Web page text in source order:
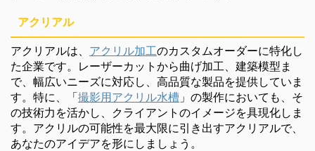
アクリアル
アクリアルは、 アクリル加工のカスタムオーダーに特化し
た企業です。レーザーカットから曲げ加工、建築模型ま
で、幅広いニーズに対応し、高品質な製品を提供していま
す。特に、「撮影用アクリル水槽 」の製作においても、そ
の技術力を活かし、クライアントのイメージを具現化しま
す。アクリルの可能性を最大限に引き出すアクリアルで、
あなたのアイデアを形にしましょう。